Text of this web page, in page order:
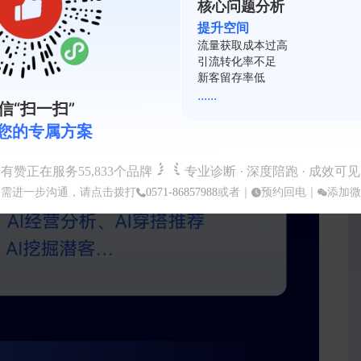
“扫一扫”
的专属方案
核心问题分析
提升空间
复购率不足
会员活跃度低
裂变系数差
......
有赞正在服务55,833个品牌 专业诊断 · 深度陪跑 · 成效可见
进一步沟通，请点击拨打 0571-86857988或者｜ 预约回电｜ 添加